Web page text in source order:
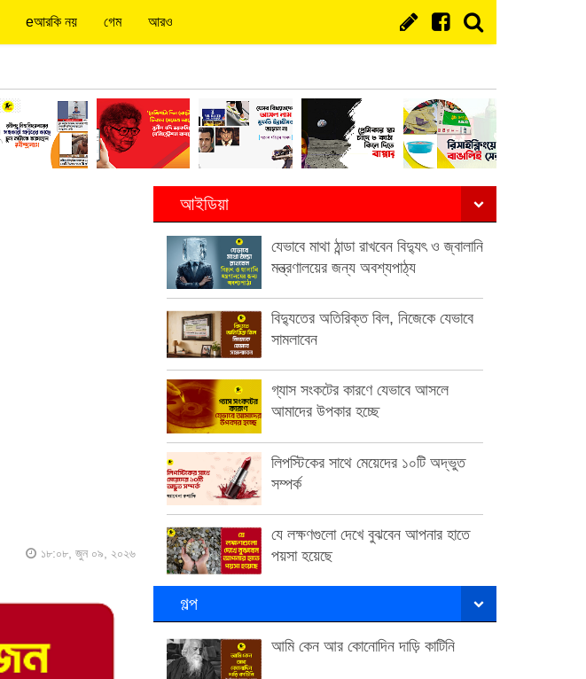
eআরকি নয় গেম আরও
১৮:০৮, জুন ০৯, ২০২৬
আইডিয়া
যেভাবে মাথা ঠান্ডা রাখবেন বিদ্যুৎ ও জ্বালানি
মন্ত্রণালয়ের জন্য অবশ্যপাঠ্য
বিদ্যুতের অতিরিক্ত বিল, নিজেকে যেভাবে
সামলাবেন
গ্যাস সংকটের কারণে যেভাবে আসলে
আমাদের উপকার হচ্ছে
লিপস্টিকের সাথে মেয়েদের ১০টি অদ্ভুত
সম্পর্ক
যে লক্ষণগুলো দেখে বুঝবেন আপনার হাতে
পয়সা হয়েছে
গল্প
আমি কেন আর কোনোদিন দাড়ি কাটিনি